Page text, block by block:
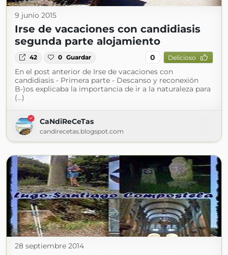
9 junio 2015
Irse de vacaciones con candidiasis
segunda parte alojamiento
42 0 Guardar 0 Delicioso
En el post anterior de Irse de vacaciones con
candidiasis - Primera parte - Descanso y reconexión
B-)os explicaba la importancia de ir a la naturaleza para
(...)
CaNdiReCeTas
candirecetas.blogspot.com
28 septiembre 2014